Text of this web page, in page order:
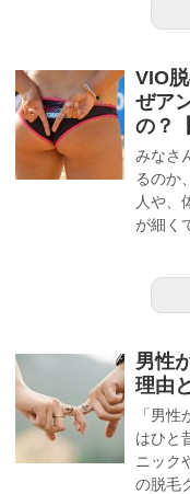
VIO
ぜア
の？
みなさ
るのか
人や、
が細く
男性
理由
「男
はひと
ニック
の脱毛